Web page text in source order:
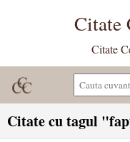
Citate
Citate
Citate cu tagul